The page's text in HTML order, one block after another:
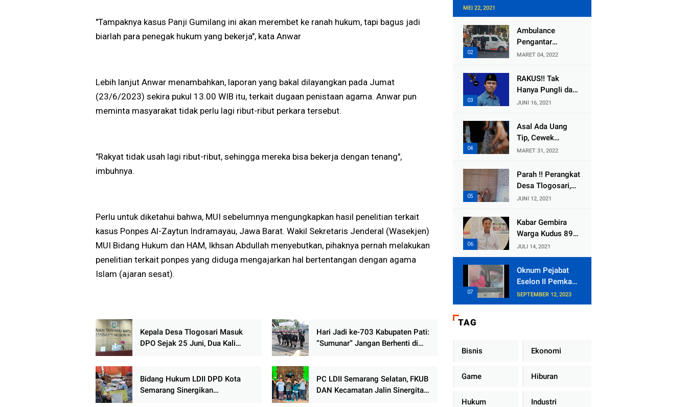
"Tampaknya kasus Panji Gumilang ini akan merembet ke ranah hukum, tapi bagus jadi
biarlah para penegak hukum yang bekerja", kata Anwar
Lebih lanjut Anwar menambahkan, laporan yang bakal dilayangkan pada Jumat
(23/6/2023) sekira pukul 13.00 WIB itu, terkait dugaan penistaan agama. Anwar pun
meminta masyarakat tidak perlu lagi ribut-ribut perkara tersebut.
"Rakyat tidak usah lagi ribut-ribut, sehingga mereka bisa bekerja dengan tenang",
imbuhnya.
Perlu untuk diketahui bahwa, MUI sebelumnya mengungkapkan hasil penelitian terkait
kasus Ponpes Al-Zaytun Indramayau, Jawa Barat. Wakil Sekretaris Jenderal (Wasekjen)
MUI Bidang Hukum dan HAM, Ikhsan Abdullah menyebutkan, pihaknya pernah melakukan
penelitian terkait ponpes yang diduga mengajarkan hal bertentangan dengan agama
Islam (ajaran sesat).
Kepala Desa Tlogosari Masuk
DPO Sejak 25 Juni, Dua Kali
Hari Jadi ke-703 Kabupaten Pati:
“Sumunar” Jangan Berhenti di
Bidang Hukum LDII DPD Kota
Semarang Sinergikan
PC LDII Semarang Selatan, FKUB
DAN Kecamatan Jalin Sinergitas
MEI 22, 2021
Ambulance
Pengantar
Jenazah Kepala
Mengalami
Kecelakaan
MARET 04, 2022
RAKUS!! Tak
Hanya Pungli dan
Dana Bedah
Diembat, ,
Perangkat Desa
Selewengkan
Bantuan Mushola
JUNI 16, 2021
Asal Ada Uang
Tip, Cewek
Pemandu Karaoke
Bersedia Bugil
MARET 31, 2022
Parah !! Perangkat
Desa Tlogosari,
Kecamatan
Embat Dana Bedah
Rumah dari
JUNI 12, 2021
Kabar Gembira
Warga Kudus 89
Persen RT di
Kudus Zona Hijau
JULI 14, 2021
Oknum Pejabat
Eselon II Pemkab
Lampung Utara
Asik Ngobrol
Dinas
SEPTEMBER 12, 2023
TAG
Bisnis Ekonomi
Game Hiburan
Hukum Industri